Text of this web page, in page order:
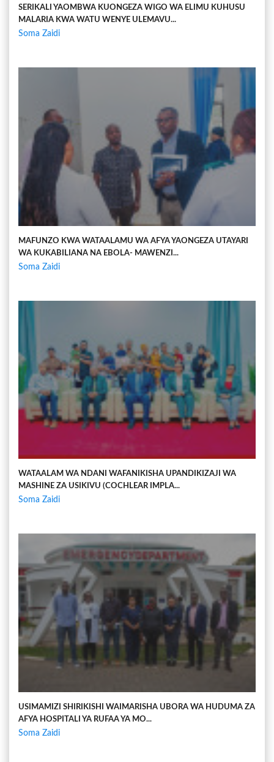
SERIKALI YAOMBWA KUONGEZA WIGO WA ELIMU KUHUSU
MALARIA KWA WATU WENYE ULEMAVU...
Soma Zaidi
MAFUNZO KWA WATAALAMU WA AFYA YAONGEZA UTAYARI
WA KUKABILIANA NA EBOLA- MAWENZI...
Soma Zaidi
WATAALAM WA NDANI WAFANIKISHA UPANDIKIZAJI WA
MASHINE ZA USIKIVU (COCHLEAR IMPLA...
Soma Zaidi
USIMAMIZI SHIRIKISHI WAIMARISHA UBORA WA HUDUMA ZA
AFYA HOSPITALI YA RUFAA YA MO...
Soma Zaidi